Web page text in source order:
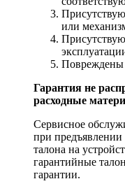
или
Повреждены
Гарантия не
расходные
Сервисное
при предъявлении
талона на
гарантийные
гарантии.